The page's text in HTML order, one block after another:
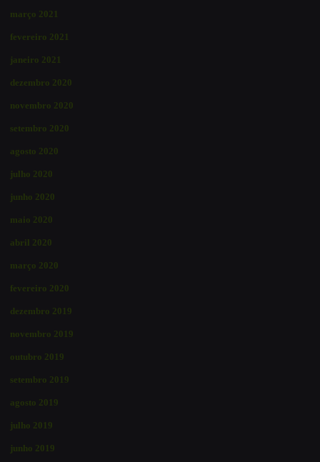
março 2021
fevereiro 2021
janeiro 2021
dezembro 2020
novembro 2020
setembro 2020
agosto 2020
julho 2020
junho 2020
maio 2020
abril 2020
março 2020
fevereiro 2020
dezembro 2019
novembro 2019
outubro 2019
setembro 2019
agosto 2019
julho 2019
junho 2019